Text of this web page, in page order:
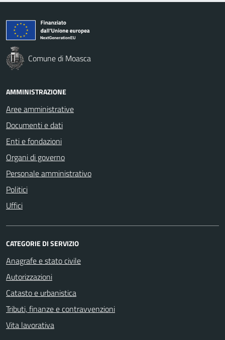
Comune di Moasca
AMMINISTRAZIONE
Aree amministrative
Documenti e dati
Enti e fondazioni
Organi di governo
Personale amministrativo
Politici
Uffici
CATEGORIE DI SERVIZIO
Anagrafe e stato civile
Autorizzazioni
Catasto e urbanistica
Tributi, finanze e contravvenzioni
Vita lavorativa